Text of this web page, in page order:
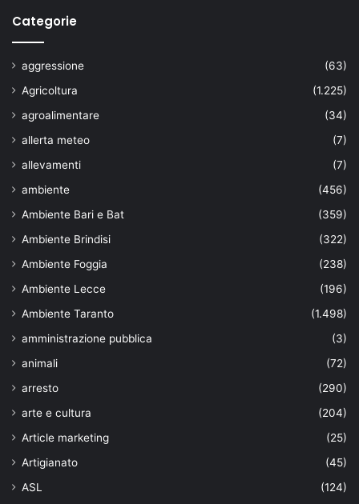
Categorie
aggressione
(63)
Agricoltura
(1.225)
agroalimentare
(34)
allerta meteo
(7)
allevamenti
(7)
ambiente
(456)
Ambiente Bari e Bat
(359)
Ambiente Brindisi
(322)
Ambiente Foggia
(238)
Ambiente Lecce
(196)
Ambiente Taranto
(1.498)
amministrazione pubblica
(3)
animali
(72)
arresto
(290)
arte e cultura
(204)
Article marketing
(25)
Artigianato
(45)
ASL
(124)